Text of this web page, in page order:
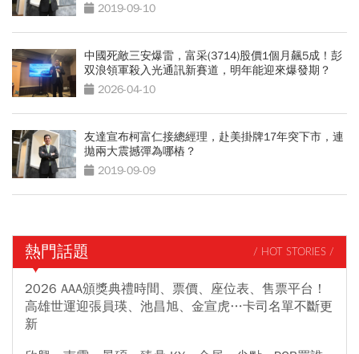
2019-09-10
中國死敵三安爆雷，富采(3714)股價1個月飆5成！彭
双浪領軍殺入光通訊新賽道，明年能迎來爆發期？
2026-04-10
友達宣布柯富仁接總經理，赴美掛牌17年突下市，連
拋兩大震撼彈為哪樁？
2019-09-09
熱門話題 / HOT STORIES /
2026 AAA頒獎典禮時間、票價、座位表、售票平台！
高雄世運迎張員瑛、池昌旭、金宣虎…卡司名單不斷更
新